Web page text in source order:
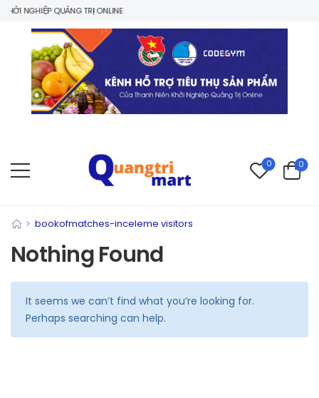
NGHIỆP QUẢNG TRỊ ONLINE
0 0
> bookofmatches-inceleme visitors
Nothing Found
It seems we can’t find what you’re looking for.
Perhaps searching can help.